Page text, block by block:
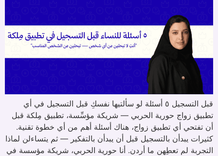
قبل التسجيل ٥ أسئلة لو سألتيها نفسكِ قبل التسجيل في أي
تطبيق زواج حورية الحربي — شريكة مؤسِّسة، تطبيق مِلكة قبل
أن تفتحي أي تطبيق زواج، هناك أسئلة أهم من أي خطوة تقنية.
كثيرات يبدأن بالتسجيل قبل أن يبدأن بالتفكير — ثم يتساءلن لماذا
التجربة لم تعطِهن ما أردن. أنا حورية الحربي، شريكة مؤسسة في